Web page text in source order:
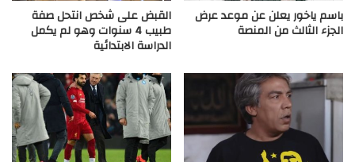
باسم ياخور يعلن عن موعد عرض
الجزء الثالث من المنصة
القبض على شخص انتحل صفة
طبيب 4 سنوات وهو لم يكمل
الدراسة الابتدائية